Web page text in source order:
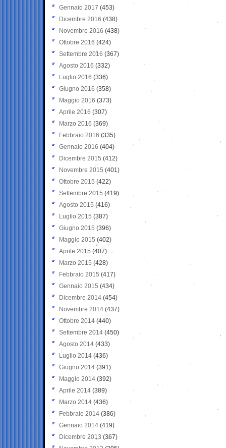
Gennaio 2017 (453)
Dicembre 2016 (438)
Novembre 2016 (438)
Ottobre 2016 (424)
Settembre 2016 (367)
Agosto 2016 (332)
Luglio 2016 (336)
Giugno 2016 (358)
Maggio 2016 (373)
Aprile 2016 (307)
Marzo 2016 (369)
Febbraio 2016 (335)
Gennaio 2016 (404)
Dicembre 2015 (412)
Novembre 2015 (401)
Ottobre 2015 (422)
Settembre 2015 (419)
Agosto 2015 (416)
Luglio 2015 (387)
Giugno 2015 (396)
Maggio 2015 (402)
Aprile 2015 (407)
Marzo 2015 (428)
Febbraio 2015 (417)
Gennaio 2015 (434)
Dicembre 2014 (454)
Novembre 2014 (437)
Ottobre 2014 (440)
Settembre 2014 (450)
Agosto 2014 (433)
Luglio 2014 (436)
Giugno 2014 (391)
Maggio 2014 (392)
Aprile 2014 (389)
Marzo 2014 (436)
Febbraio 2014 (386)
Gennaio 2014 (419)
Dicembre 2013 (367)